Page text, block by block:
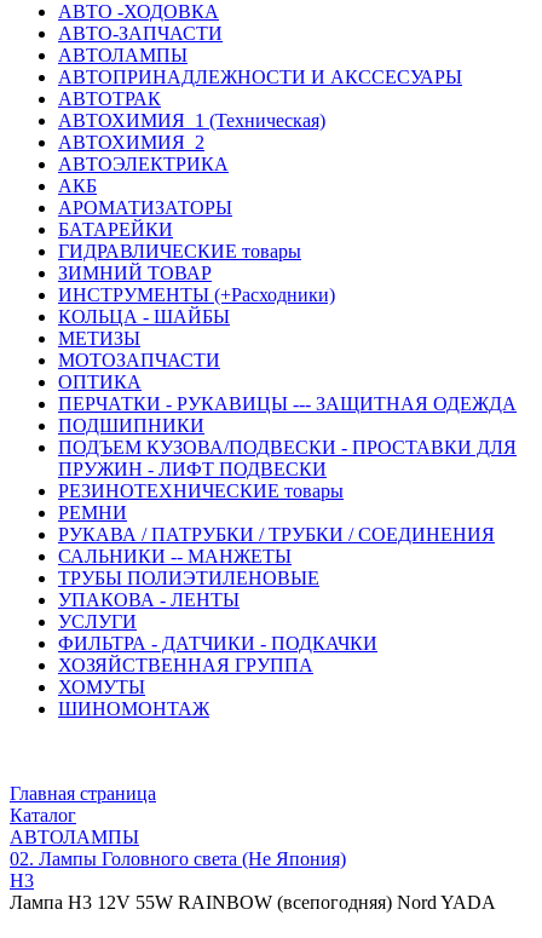
АВТО -ХОДОВКА
АВТО-ЗАПЧАСТИ
АВТОЛАМПЫ
АВТОПРИНАДЛЕЖНОСТИ И АКССЕСУАРЫ
АВТОТРАК
АВТОХИМИЯ_1 (Техническая)
АВТОХИМИЯ_2
АВТОЭЛЕКТРИКА
АКБ
АРОМАТИЗАТОРЫ
БАТАРЕЙКИ
ГИДРАВЛИЧЕСКИЕ товары
ЗИМНИЙ ТОВАР
ИНСТРУМЕНТЫ (+Расходники)
КОЛЬЦА - ШАЙБЫ
МЕТИЗЫ
МОТОЗАПЧАСТИ
ОПТИКА
ПЕРЧАТКИ - РУКАВИЦЫ --- ЗАЩИТНАЯ ОДЕЖДА
ПОДШИПНИКИ
ПОДЪЕМ КУЗОВА/ПОДВЕСКИ - ПРОСТАВКИ ДЛЯ
ПРУЖИН - ЛИФТ ПОДВЕСКИ
РЕЗИНОТЕХНИЧЕСКИЕ товары
РЕМНИ
РУКАВА / ПАТРУБКИ / ТРУБКИ / СОЕДИНЕНИЯ
САЛЬНИКИ -- МАНЖЕТЫ
ТРУБЫ ПОЛИЭТИЛЕНОВЫЕ
УПАКОВА - ЛЕНТЫ
УСЛУГИ
ФИЛЬТРА - ДАТЧИКИ - ПОДКАЧКИ
ХОЗЯЙСТВЕННАЯ ГРУППА
ХОМУТЫ
ШИНОМОНТАЖ
Главная страница
Каталог
АВТОЛАМПЫ
02. Лампы Головного света (Не Япония)
H3
Лампа H3 12V 55W RAINBOW (всепогодняя) Nord YADA